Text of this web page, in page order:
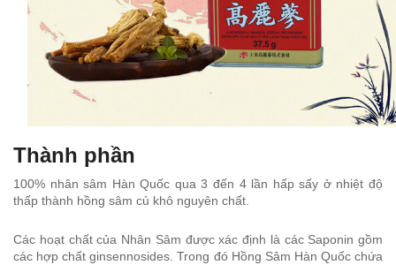
Thành phần
100% nhân sâm Hàn Quốc qua 3 đến 4 lần hấp sấy ở nhiệt độ
thấp thành hồng sâm củ khô nguyên chất.
Các hoạt chất của Nhân Sâm được xác định là các Saponin gồm
các hợp chất ginsennosides. Trong đó Hồng Sâm Hàn Quốc chứa